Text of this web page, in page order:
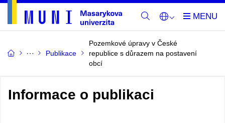
Publikace
Pozemkové úpravy v České
republice s důrazem na postavení
obcí
Informace o publikaci